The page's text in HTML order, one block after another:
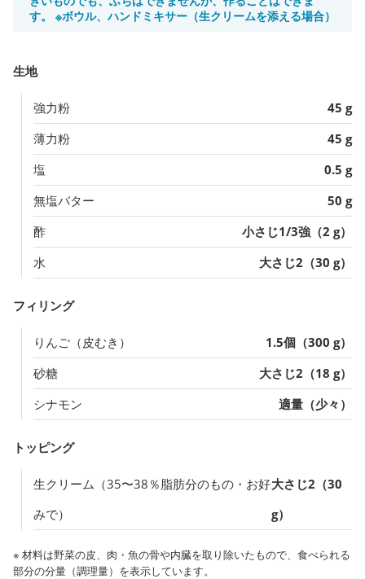
す。 ※ボウル、ハンドミキサー（生クリームを添える場合）
生地
強力粉
45 g
薄力粉
45 g
塩
0.5 g
無塩バター
50 g
酢
小さじ1/3強（2 g）
水
大さじ2（30 g）
フィリング
りんご（皮むき）
1.5個（300 g）
砂糖
大さじ2（18 g）
シナモン
適量（少々）
トッピング
生クリーム（35〜38％脂肪分のもの・お好
みで）
大さじ2（30
g）
※ 材料は野菜の皮、肉・魚の骨や内臓を取り除いたもので、食べられる
部分の分量（調理量）を表示しています。